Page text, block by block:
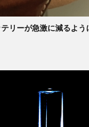
リーが急激に減るよう